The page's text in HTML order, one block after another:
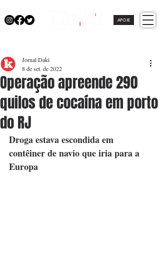
APOIE
Operação apreende 290
quilos de cocaína em porto
do RJ
Jornal Daki
8 de set. de 2022
Droga estava escondida em
contêinerde navio que iria para a
Europa